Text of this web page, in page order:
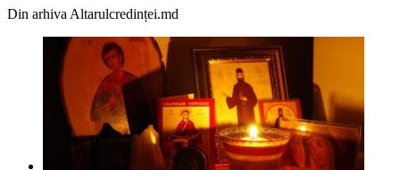
Din arhiva Altarulcredinței.md